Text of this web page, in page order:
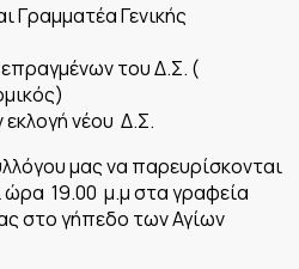
Γραμματέα Γενικής
του Δ.Σ. (
εκλογή νέου Δ.Σ.
μας να παρευρίσκονται
ώρα 19.00 μ.μ στα γραφεία
στο γήπεδο των Αγίων